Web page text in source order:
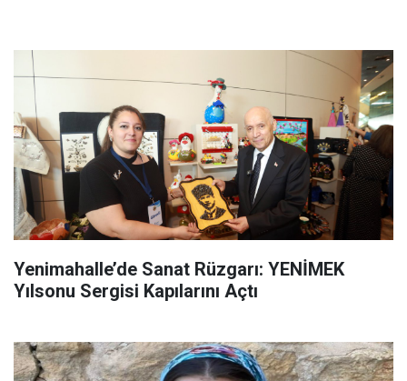
Yenimahalle’de Sanat Rüzgarı: YENİMEK
Yılsonu Sergisi Kapılarını Açtı